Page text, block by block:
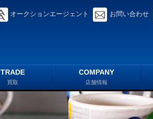
オークションエージェント お問い合わせ
TRADE
買取
COMPANY
店舗情報